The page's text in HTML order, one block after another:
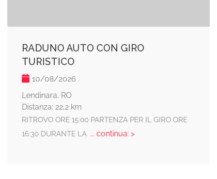
RADUNO AUTO CON GIRO
TURISTICO
10/08/2026
Lendinara, RO
Distanza: 22,2 km
RITROVO ORE 15:00 PARTENZA PER IL GIRO ORE
16:30 DURANTE LA... continua: >